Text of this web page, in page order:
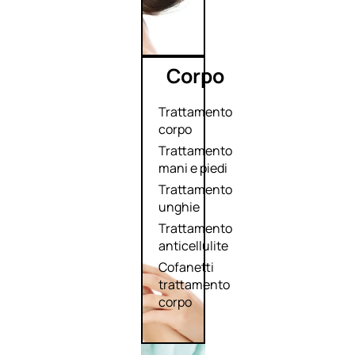
Corpo
Trattamento
corpo
Trattamento
mani e piedi
Trattamento
unghie
Trattamento
anticellulite
Cofanetti
trattamento
corpo